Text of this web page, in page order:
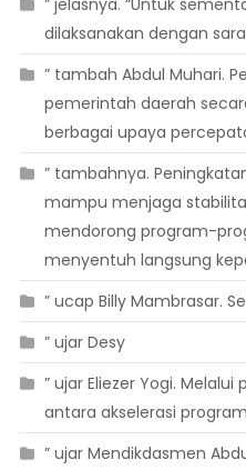
” jelasnya. “Untuk
dilaksanakan dengan
” tambah Abdul Muhari.
pemerintah daerah
berbagai upaya
” tambahnya.
mampu menjaga
mendorong program-
menyentuh langsung
” ucap Billy Mambrasar.
” ujar Desy
” ujar Eliezer Yogi.
antara akselerasi program
” ujar Mendikdasmen